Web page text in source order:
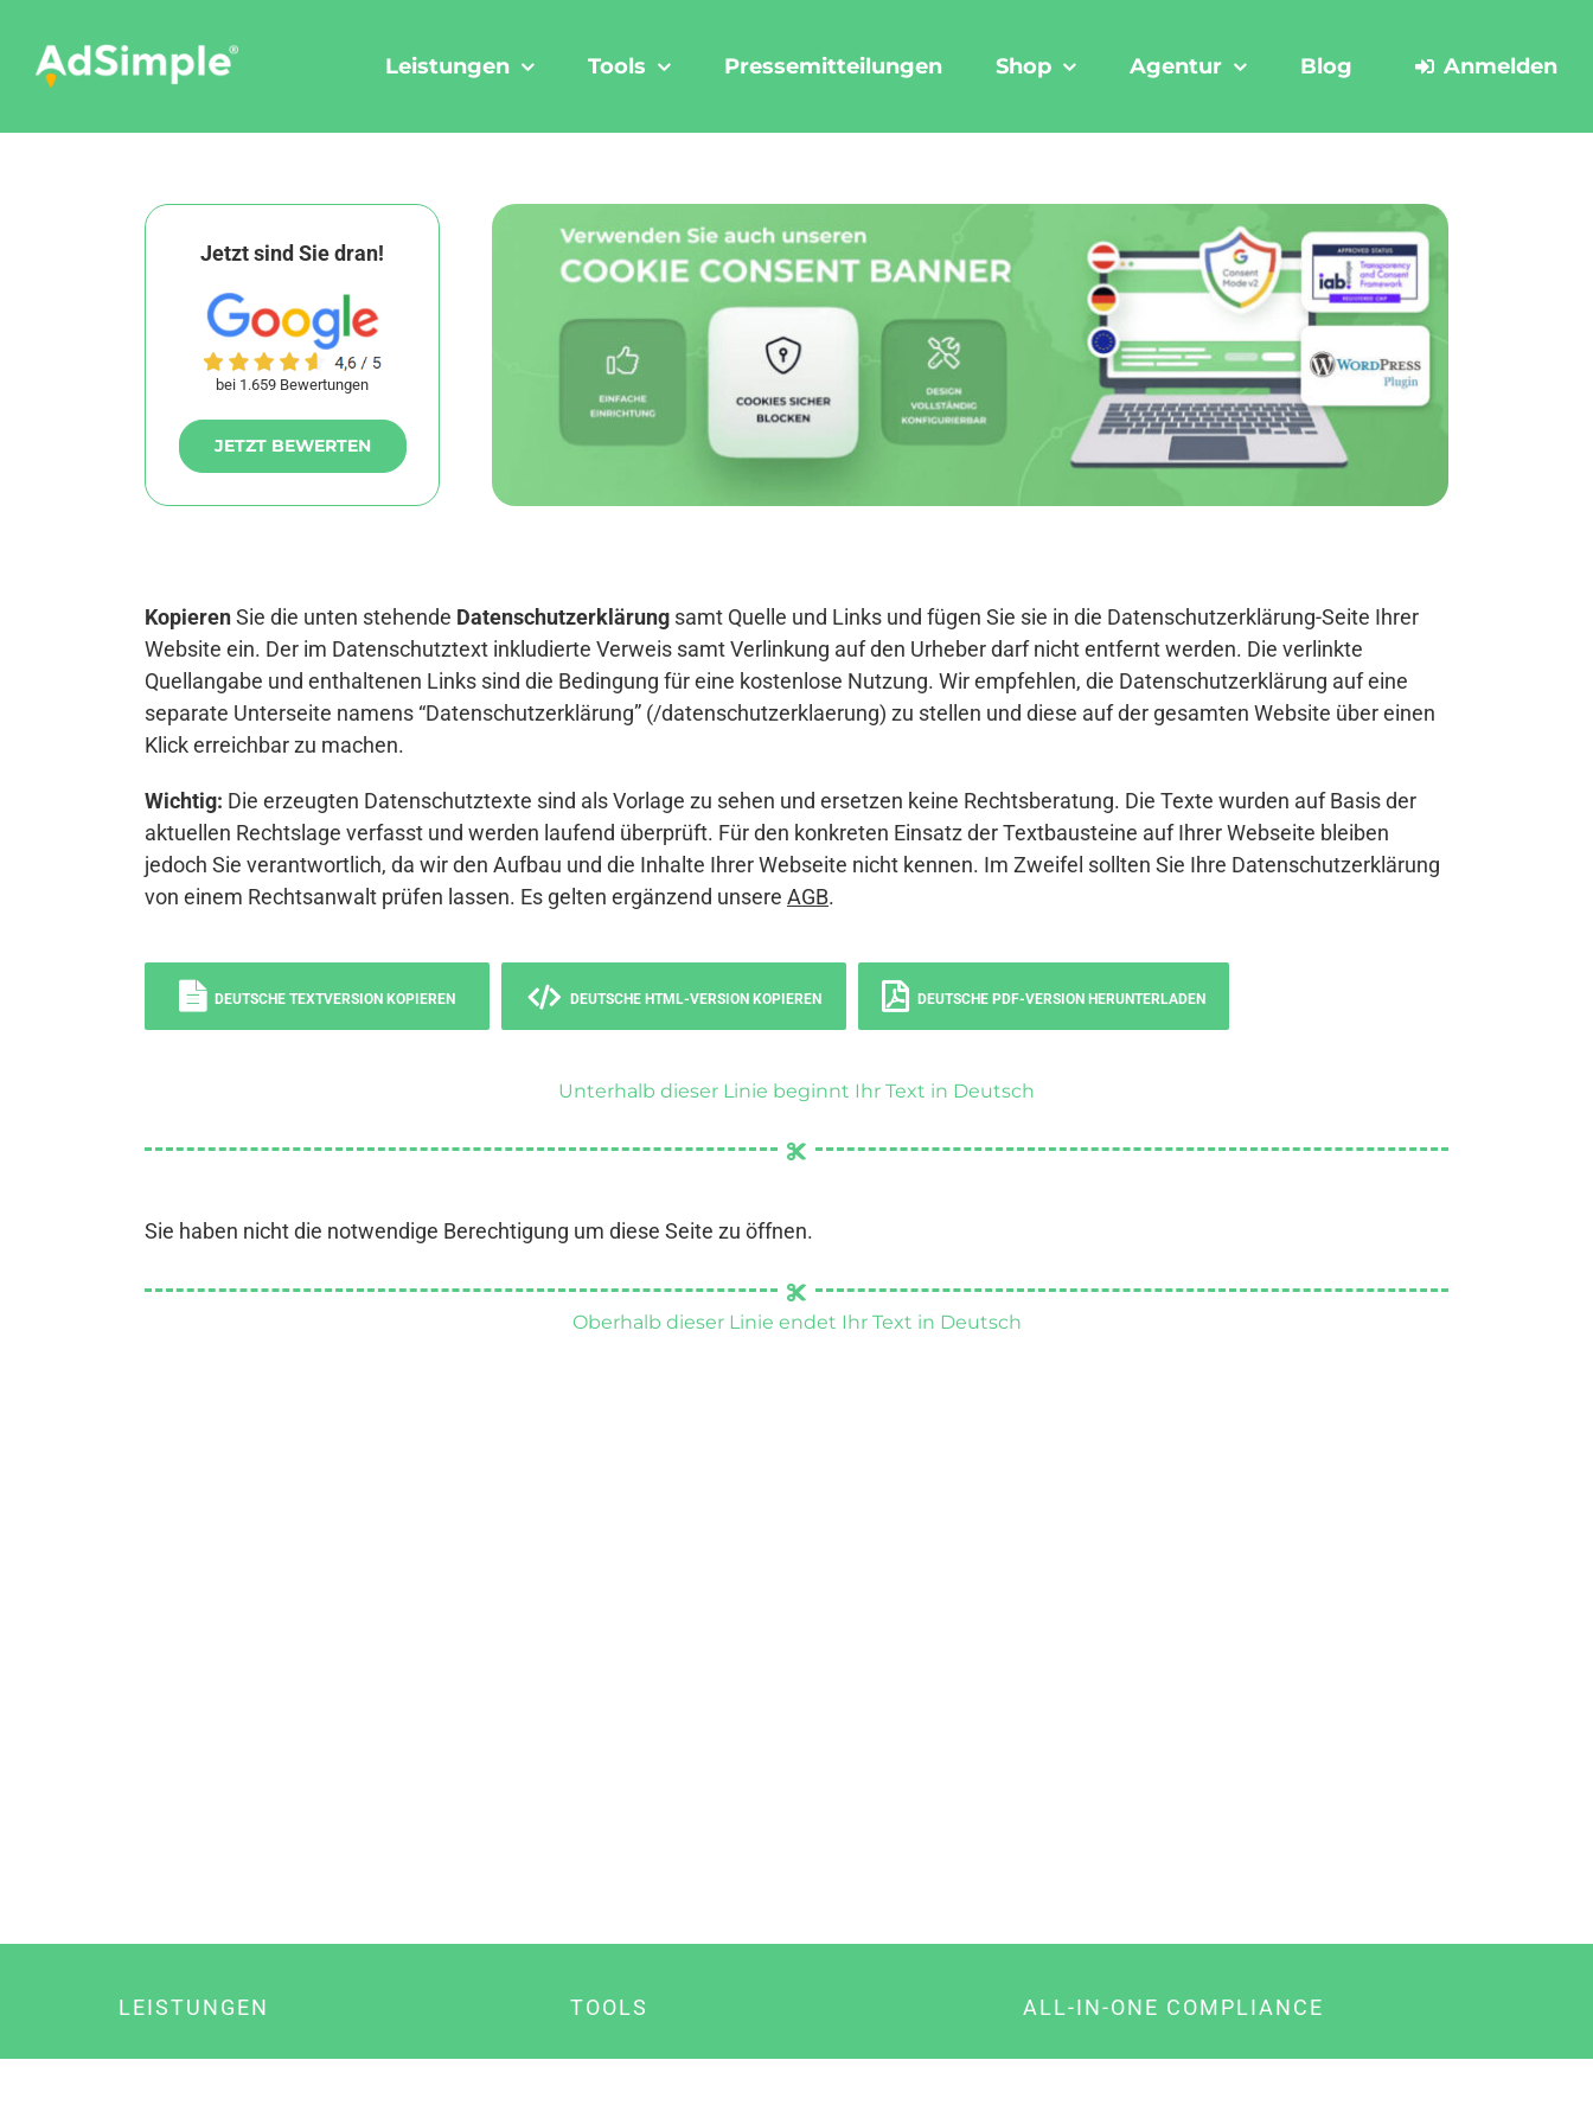
content
Leistungen Tools Pressemitteilungen Shop Agentur Blog Anmelden
Jetzt sind Sie dran!
bei 1.659 Bewertungen
JETZT BEWERTEN
KopierenSie die unten stehende Datenschutzerklärung samt Quelle und Links und fügen Sie sie in die Datenschutzerklärung-Seite Ihrer
Website ein. Der im Datenschutztext inkludierte Verweis samt Verlinkung auf den Urheber darf nicht entfernt werden. Die verlinkte
Quellangabe und enthaltenen Links sind die Bedingung für eine kostenlose Nutzung. Wir empfehlen, die Datenschutzerklärung auf eine
separate Unterseite namens “Datenschutzerklärung” (/datenschutzerklaerung) zu stellen und diese auf der gesamten Website über einen
Klick erreichbar zu machen.
Wichtig: Die erzeugten Datenschutztexte sind als Vorlage zu sehen und ersetzen keine Rechtsberatung. Die Texte wurden auf Basis der
aktuellen Rechtslage verfasst und werden laufend überprüft. Für den konkreten Einsatz der Textbausteine auf Ihrer Webseite bleiben
jedoch Sie verantwortlich, da wir den Aufbau und die Inhalte Ihrer Webseite nicht kennen. Im Zweifel sollten Sie Ihre Datenschutzerklärung
von einem Rechtsanwalt prüfen lassen. Es gelten ergänzend unsere AGB.
DEUTSCHE TEXTVERSION KOPIEREN DEUTSCHE HTML-VERSION KOPIEREN DEUTSCHE PDF-VERSION HERUNTERLADEN
Unterhalb dieser Linie beginnt Ihr Text in Deutsch
Sie haben nicht die notwendige Berechtigung um diese Seite zu öffnen.
Oberhalb dieser Linie endet Ihr Text in Deutsch
LEISTUNGEN TOOLS ALL-IN-ONE COMPLIANCE